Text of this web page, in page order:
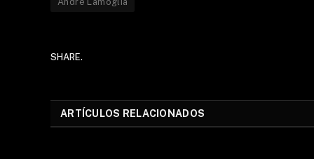
SHARE.
ARTÍCULOS RELACIONADOS